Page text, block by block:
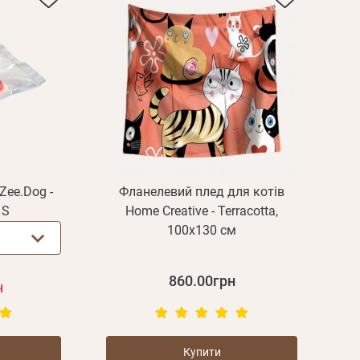
-
Фланелевий плед для котів
Home Creative - Terracotta,
100х130 см
860.00грн
Купити
пароль
Зареєструватися